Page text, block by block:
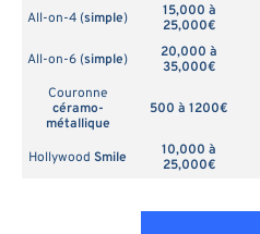
All-on-4 (simple)
15,000 à
25,000€
All-on-6 (simple)
20,000 à
35,000€
Couronne
céramo-
métallique
500 à 1200€
Hollywood Smile
10,000 à
25,000€